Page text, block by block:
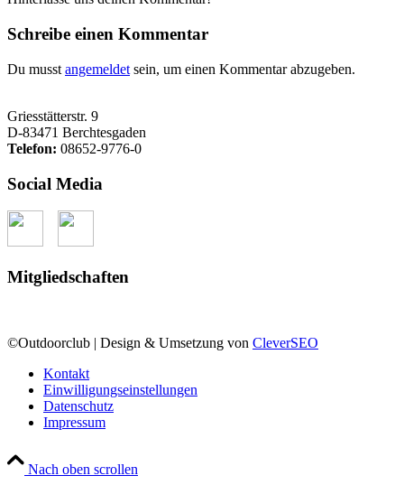
Schreibe einen Kommentar
Du musst angemeldet sein, um einen Kommentar abzugeben.
Griesstätterstr. 9
D-83471 Berchtesgaden
Telefon: 08652-9776-0
Social Media
Mitgliedschaften
©Outdoorclub | Design & Umsetzung von CleverSEO
Kontakt
Einwilligungseinstellungen
Datenschutz
Impressum
Nach oben scrollen